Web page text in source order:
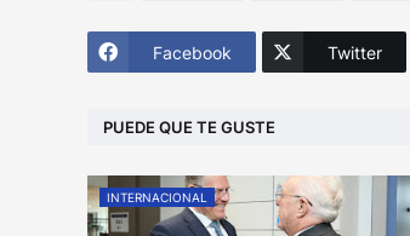
Facebook Twitter
PUEDE QUE TE GUSTE
INTERNACIONAL